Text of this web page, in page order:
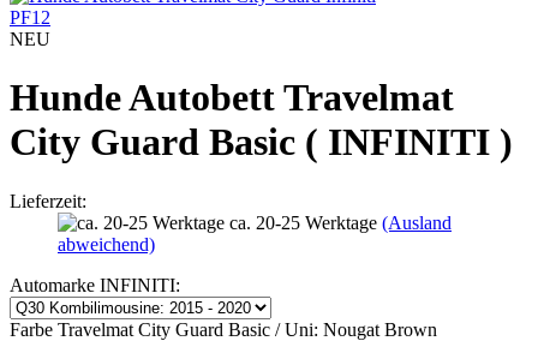
PF12
NEU
Hunde Autobett Travelmat
City Guard Basic ( INFINITI )
Lieferzeit:
ca. 20-25 Werktage (Ausland
abweichend)
Automarke INFINITI:
Farbe Travelmat City Guard Basic / Uni: Nougat Brown